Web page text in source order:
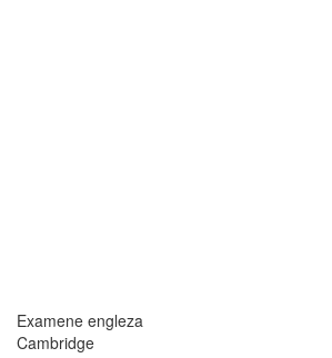
Examene engleza
Cambridge